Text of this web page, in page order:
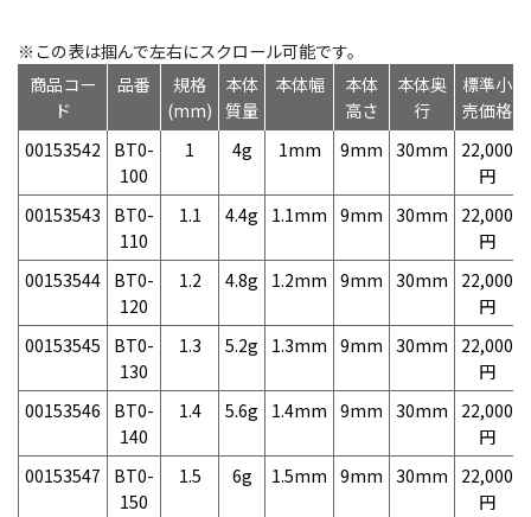
※この表は掴んで左右にスクロール可能です。
商品コー
ド
品番
規格
(mm)
本体
質量
本体幅
本体
高さ
本体奥
行
標準小
売価格
00153542
BT0-
100
1 4g 1mm 9mm 30mm
22,000
円
00153543
BT0-
110
1.1 4.4g 1.1mm 9mm 30mm
22,000
円
00153544 BT0-
120
1.2 4.8g 1.2mm 9mm 30mm
22,000
円
00153545
BT0-
130
1.3 5.2g 1.3mm 9mm 30mm
22,000
円
00153546
BT0-
140
1.4 5.6g 1.4mm 9mm 30mm
22,000
円
00153547
BT0-
150
1.5 6g 1.5mm 9mm 30mm
22,000
円